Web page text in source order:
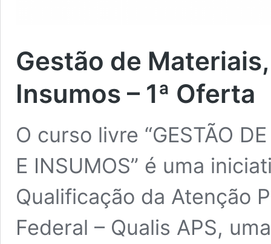
Gestão de
Insumos – 1ª Oferta
O curso livre “GESTÃO
E INSUMOS” é uma
Qualificação da Atenção
Federal – Qualis APS,